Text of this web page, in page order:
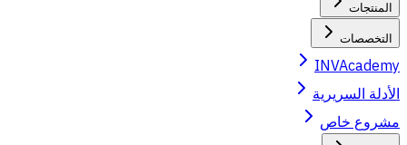
المنتجات
التخصصات
INVAcademy
الأدلة السريرية
مشروع خاص